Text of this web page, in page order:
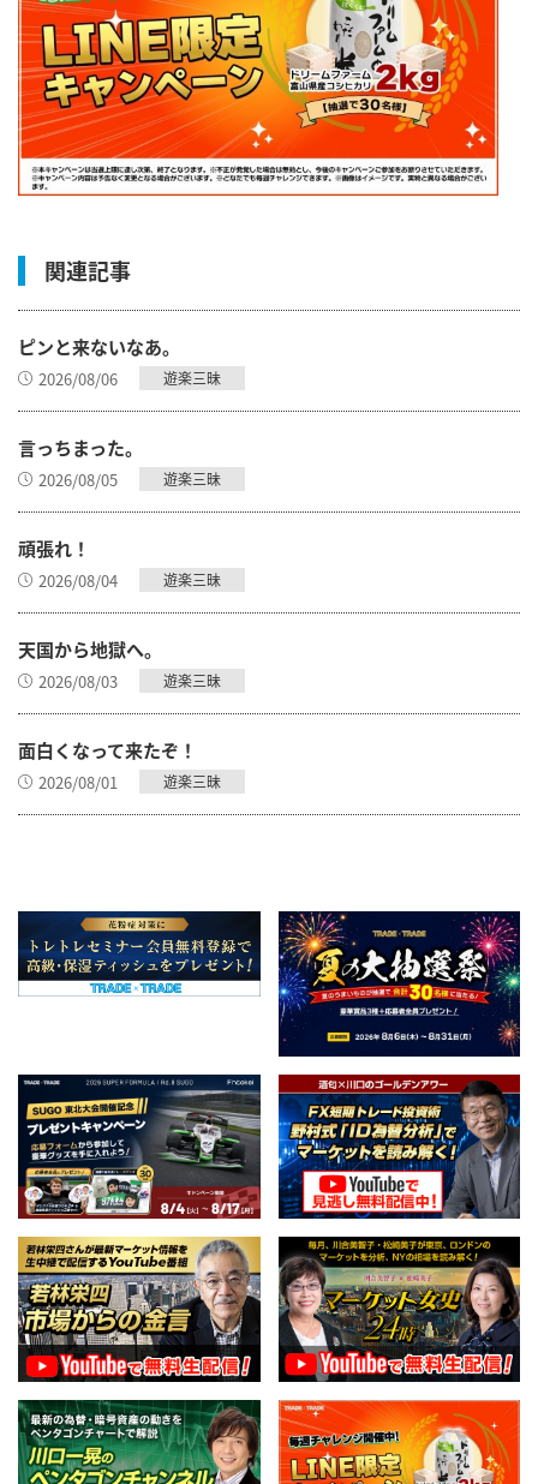
関連記事
ピンと来ないなあ。
2026/08/06 遊楽三昧
言っちまった。
2026/08/05 遊楽三昧
頑張れ！
2026/08/04 遊楽三昧
天国から地獄へ。
2026/08/03 遊楽三昧
面白くなって来たぞ！
2026/08/01 遊楽三昧